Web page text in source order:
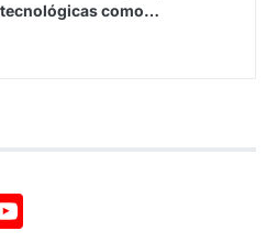
como…